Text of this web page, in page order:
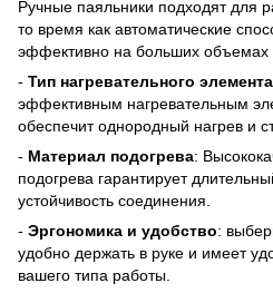
Ручные паяльники подходят для
то время как автоматические
эффективно на больших объемах
- Тип нагревательного элемента
эффективным нагревательным
обеспечит однородный нагрев и
- Материал подогрева:
подогрева гарантирует
устойчивость соединения.
- Эргономика и удобство:
удобно держать в руке и имеет
вашего типа работы.